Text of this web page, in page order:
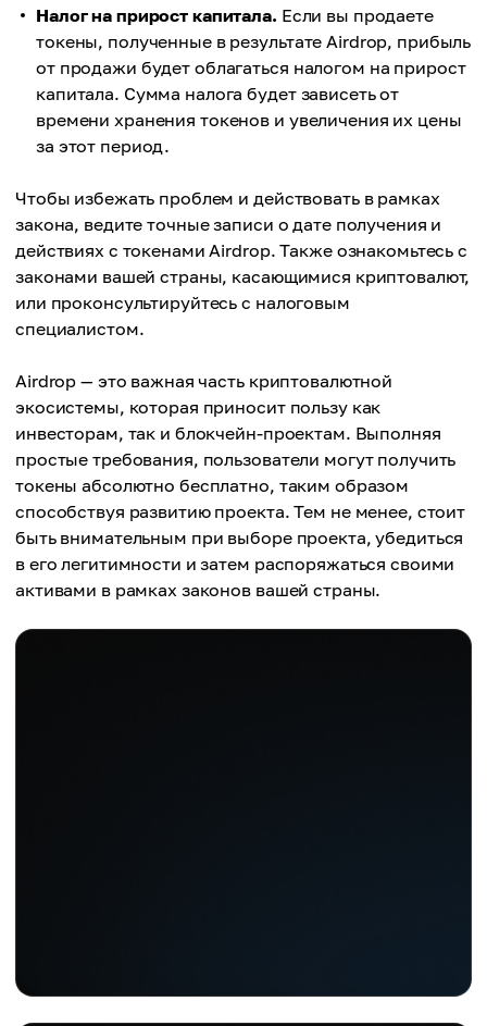
Налог на прирост капитала. Если вы продаете
токены, полученные в результате Аirdrop, прибыль
от продажи будет облагаться налогом на прирост
капитала. Сумма налога будет зависеть от
времени хранения токенов и увеличения их цены
за этот период.
Чтобы избежать проблем и действовать в рамках
закона, ведите точные записи о дате получения и
действиях с токенами Аirdrop. Также ознакомьтесь с
законами вашей страны, касающимися криптовалют,
или проконсультируйтесь с налоговым
специалистом.
Airdrop — это важная часть криптовалютной
экосистемы, которая приносит пользу как
инвесторам, так и блокчейн-проектам. Выполняя
простые требования, пользователи могут получить
токены абсолютно бесплатно, таким образом
способствуя развитию проекта. Тем не менее, стоит
быть внимательным при выборе проекта, убедиться
в его легитимности и затем распоряжаться своими
активами в рамках законов вашей страны.